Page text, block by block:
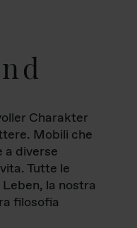
Charakter
Mobili che
diverse
Tutte le
la nostra
filosofia